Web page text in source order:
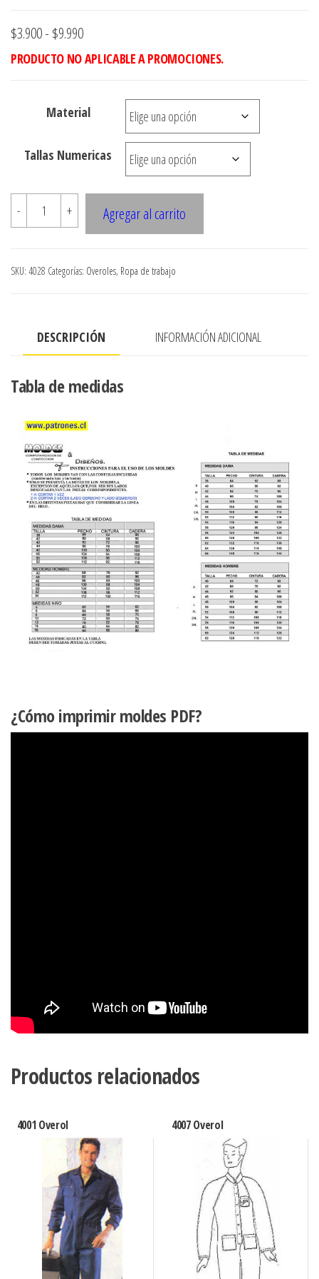
$3.900- $9.990Rango
de
desde
hasta
PRODUCTO NO APLICABLE A PROMOCIONES.
Material
Tallas Numericas
-
4028
+ Agregar al carrito
SKU: 4028 Categorías: Overoles, Ropa de trabajo
DESCRIPCIÓN INFORMACIÓN ADICIONAL
Tabla de medidas
¿Cómo imprimir moldes PDF?
Productos relacionados
4001 Overol 4007 Overol